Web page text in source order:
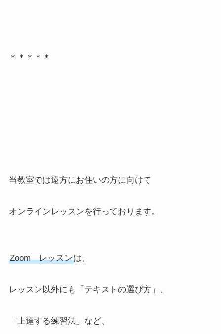
＊＊＊＊＊
当教室では遠方にお住いの方に向けて
オンラインレッスンを行っております。
Zoom レッスンは、
レッスン以外にも「テキストの選び方」、
「上達する練習法」など、